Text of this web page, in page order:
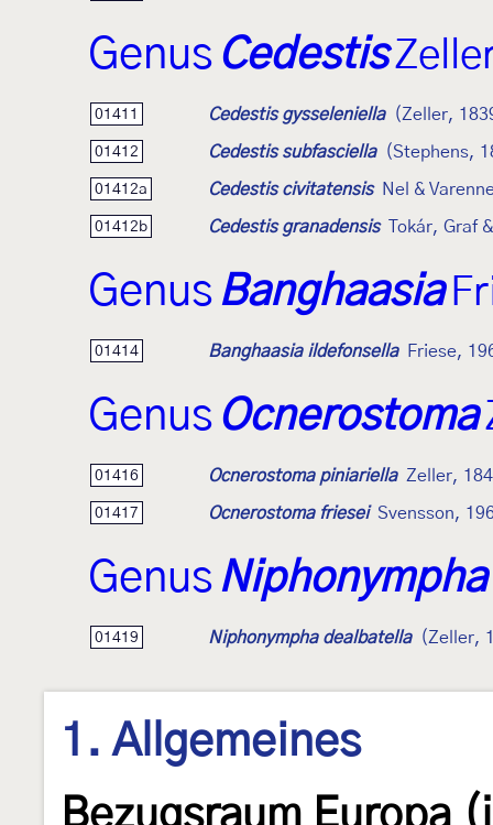
Genus Cedestis
01411 Cedestis gysseleniella (Zeller,
01412 Cedestis subfasciella (Stephens,
01412a Cedestis civitatensis Nel &
01412b Cedestis granadensis Tokár, Graf
Genus Banghaasia
01414 Banghaasia ildefonsella Friese,
Genus Ocnerostoma
01416 Ocnerostoma piniariella Zeller,
01417 Ocnerostoma friesei Svensson,
Genus Niphonympha
01419 Niphonympha dealbatella (Zeller,
1. Allgemeines
Bezugsraum Europa